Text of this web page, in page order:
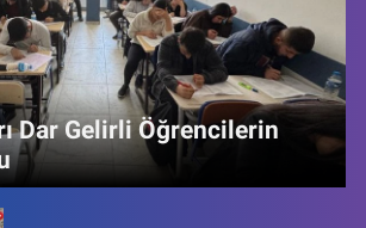
Dar Gelirli Öğrencilerin